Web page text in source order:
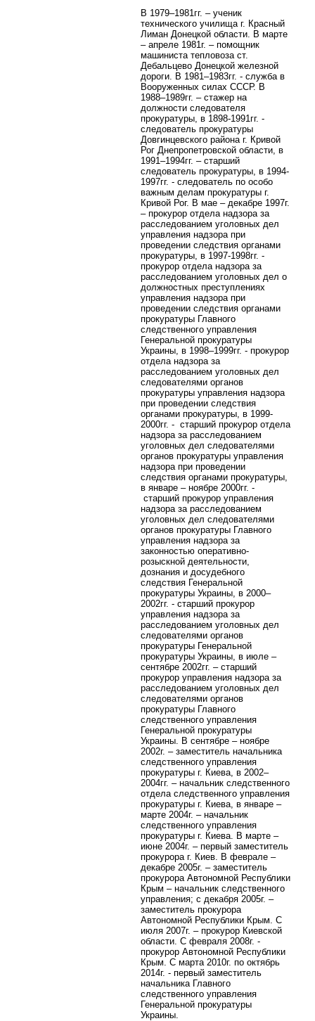
В 1979–1981гг. – ученик
технического училища г. Красный
Лиман Донецкой области. В марте
– апреле 1981г. – помощник
машиниста тепловоза ст.
Дебальцево Донецкой железной
дороги. В 1981–1983гг. - служба в
Вооруженных силах СССР. В
1988–1989гг. – стажер на
должности следователя
прокуратуры, в 1898-1991гг. -
следователь прокуратуры
Довгинцевского района г. Кривой
Рог Днепропетровской области, в
1991–1994гг. – старший
следователь прокуратуры, в 1994-
1997гг. - следователь по особо
важным делам прокуратуры г.
Кривой Рог. В мае – декабре 1997г.
– прокурор отдела надзора за
расследованием уголовных дел
управления надзора при
проведении следствия органами
прокуратуры, в 1997-1998гг. -
прокурор отдела надзора за
расследованием уголовных дел о
должностных преступлениях
управления надзора при
проведении следствия органами
прокуратуры Главного
следственного управления
Генеральной прокуратуры
Украины, в 1998–1999гг. - прокурор
отдела надзора за
расследованием уголовных дел
следователями органов
прокуратуры управления надзора
при проведении следствия
органами прокуратуры, в 1999-
2000гг. - старший прокурор отдела
надзора за расследованием
уголовных дел следователями
органов прокуратуры управления
надзора при проведении
следствия органами прокуратуры,
в январе – ноябре 2000гг. -
старший прокурор управления
надзора за расследованием
уголовных дел следователями
органов прокуратуры Главного
управления надзора за
законностью оперативно-
розыскной деятельности,
дознания и досудебного
следствия Генеральной
прокуратуры Украины, в 2000–
2002гг. - старший прокурор
управления надзора за
расследованием уголовных дел
следователями органов
прокуратуры Генеральной
прокуратуры Украины, в июле –
сентябре 2002гг. – старший
прокурор управления надзора за
расследованием уголовных дел
следователями органов
прокуратуры Главного
следственного управления
Генеральной прокуратуры
Украины. В сентябре – ноябре
2002г. – заместитель начальника
следственного управления
прокуратуры г. Киева, в 2002–
2004гг. – начальник следственного
отдела следственного управления
прокуратуры г. Киева, в январе –
марте 2004г. – начальник
следственного управления
прокуратуры г. Киева. В марте –
июне 2004г. – первый заместитель
прокурора г. Киев. В феврале –
декабре 2005г. – заместитель
прокурора Автономной Республики
Крым – начальник следственного
управления; с декабря 2005г. –
заместитель прокурора
Автономной Республики Крым. С
июля 2007г. – прокурор Киевской
области. С февраля 2008г. -
прокурор Автономной Республики
Крым. С марта 2010г. по октябрь
2014г. - первый заместитель
начальника Главного
следственного управления
Генеральной прокуратуры
Украины.